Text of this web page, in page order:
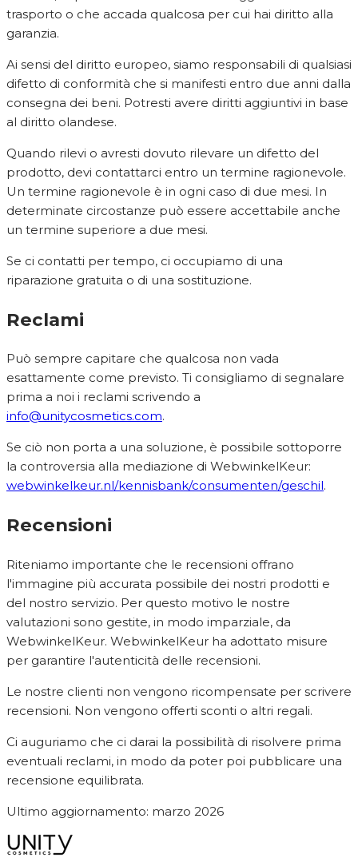
trasporto o che accada qualcosa per cui hai diritto alla
garanzia.
Ai sensi del diritto europeo, siamo responsabili di qualsiasi
difetto di conformità che si manifesti entro due anni dalla
consegna dei beni. Potresti avere diritti aggiuntivi in base
al diritto olandese.
Quando rilevi o avresti dovuto rilevare un difetto del
prodotto, devi contattarci entro un termine ragionevole.
Un termine ragionevole è in ogni caso di due mesi. In
determinate circostanze può essere accettabile anche
un termine superiore a due mesi.
Se ci contatti per tempo, ci occupiamo di una
riparazione gratuita o di una sostituzione.
Reclami
Può sempre capitare che qualcosa non vada
esattamente come previsto. Ti consigliamo di segnalare
prima a noi i reclami scrivendo a
info@unitycosmetics.com.
Se ciò non porta a una soluzione, è possibile sottoporre
la controversia alla mediazione di WebwinkelKeur:
webwinkelkeur.nl/kennisbank/consumenten/geschil.
Recensioni
Riteniamo importante che le recensioni offrano
l'immagine più accurata possibile dei nostri prodotti e
del nostro servizio. Per questo motivo le nostre
valutazioni sono gestite, in modo imparziale, da
WebwinkelKeur. WebwinkelKeur ha adottato misure
per garantire l'autenticità delle recensioni.
Le nostre clienti non vengono ricompensate per scrivere
recensioni. Non vengono offerti sconti o altri regali.
Ci auguriamo che ci darai la possibilità di risolvere prima
eventuali reclami, in modo da poter poi pubblicare una
recensione equilibrata.
Ultimo aggiornamento: marzo 2026